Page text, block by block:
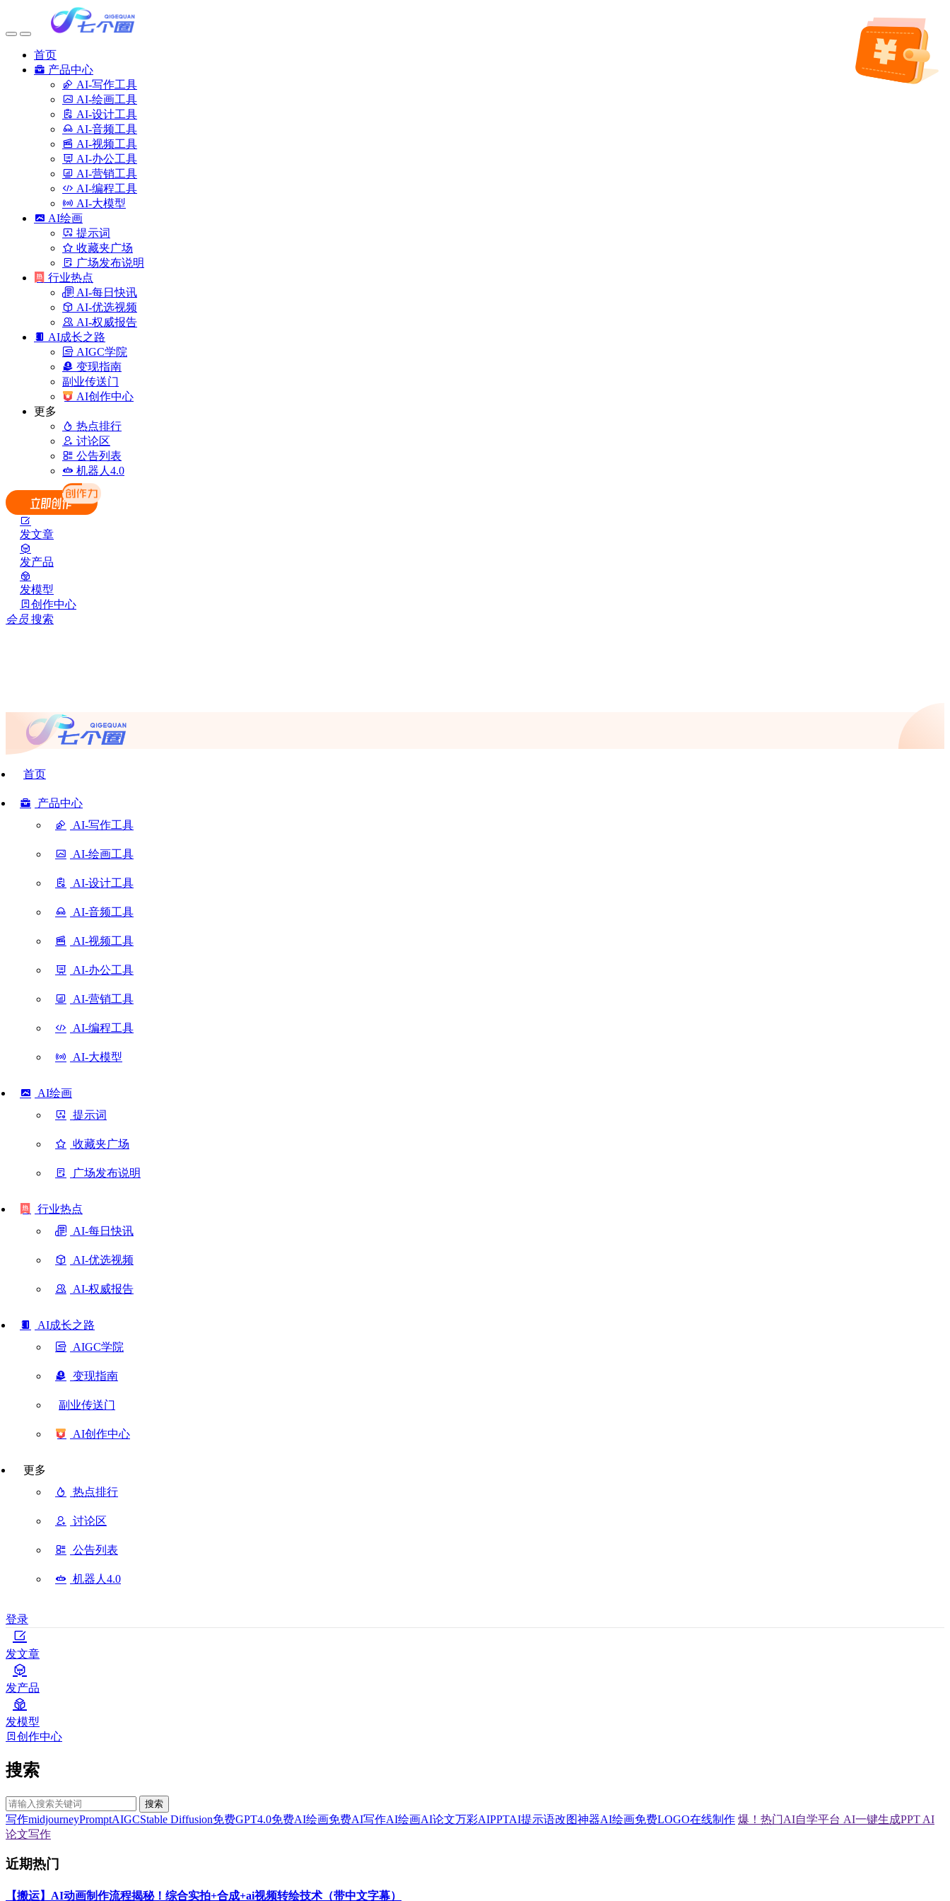
首页
产品中心
AI-写作工具
AI-绘画工具
AI-设计工具
AI-音频工具
AI-视频工具
AI-办公工具
AI-营销工具
AI-编程工具
AI-大模型
AI绘画
提示词
收藏夹广场
广场发布说明
行业热点
AI-每日快讯
AI-优选视频
AI-权威报告
AI成长之路
AIGC学院
变现指南
副业传送门
AI创作中心
更多
热点排行
讨论区
公告列表
机器人4.0
发文章
发产品
发模型
创作中心
会员 搜索
首页
产品中心
AI-写作工具
AI-绘画工具
AI-设计工具
AI-音频工具
AI-视频工具
AI-办公工具
AI-营销工具
AI-编程工具
AI-大模型
AI绘画
提示词
收藏夹广场
广场发布说明
行业热点
AI-每日快讯
AI-优选视频
AI-权威报告
AI成长之路
AIGC学院
变现指南
副业传送门
AI创作中心
更多
热点排行
讨论区
公告列表
机器人4.0
登录
发文章
发产品
发模型
创作中心
搜索
搜索
写作midjourneyPromptAIGCStable Diffusion免费GPT4.0免费AI绘画免费AI写作AI绘画AI论文万彩AIPPTAI提示语改图神器AI绘画免费LOGO在线制作 爆！热门AI自学平台 AI一键生成PPT AI
论文写作
近期热门
【搬运】AI动画制作流程揭秘！综合实拍+合成+ai视频转绘技术（带中文字幕）